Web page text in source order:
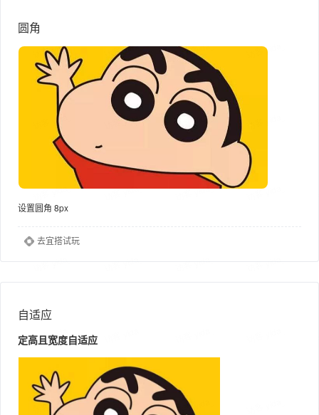
圆角
设置圆角 8px
去宜搭试玩
自适应
定高且宽度自适应